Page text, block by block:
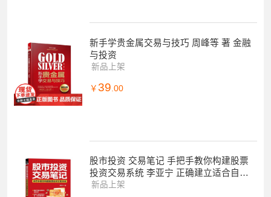
新手学贵金属交易与技巧 周峰等 著 金融
与投资
新品上架
￥ 39 .00
股市投资 交易笔记 手把手教你构建股票
投资交易系统 李亚宁 正确建立适合自己
的投资交易的方法 投资策略炒股技巧书
新品上架